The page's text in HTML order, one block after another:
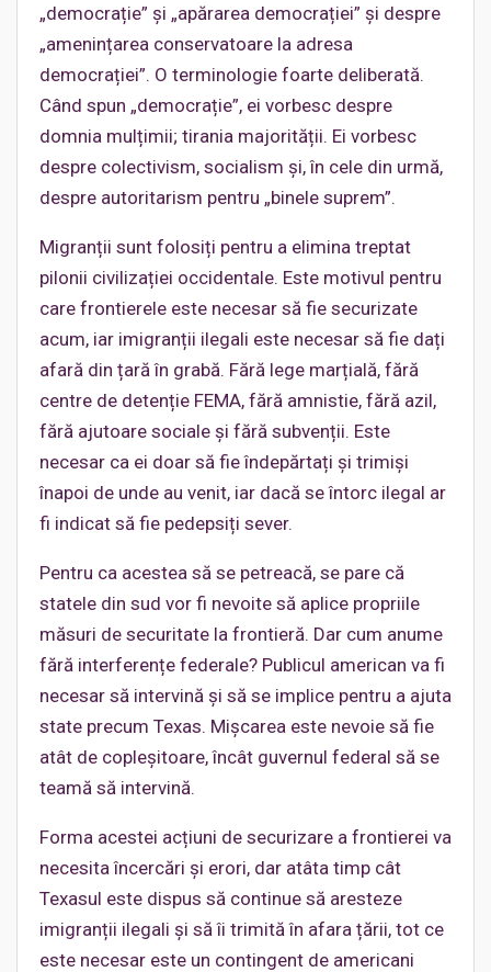
„democrație” și „apărarea democrației” și despre
„amenințarea conservatoare la adresa
democrației”. O terminologie foarte deliberată.
Când spun „democrație”, ei vorbesc despre
domnia mulțimii; tirania majorității. Ei vorbesc
despre colectivism, socialism și, în cele din urmă,
despre autoritarism pentru „binele suprem”.
Migranții sunt folosiți pentru a elimina treptat
pilonii civilizației occidentale. Este motivul pentru
care frontierele este necesar să fie securizate
acum, iar imigranții ilegali este necesar să fie dați
afară din țară în grabă. Fără lege marțială, fără
centre de detenție FEMA, fără amnistie, fără azil,
fără ajutoare sociale și fără subvenții. Este
necesar ca ei doar să fie îndepărtați și trimiși
înapoi de unde au venit, iar dacă se întorc ilegal ar
fi indicat să fie pedepsiți sever.
Pentru ca acestea să se petreacă, se pare că
statele din sud vor fi nevoite să aplice propriile
măsuri de securitate la frontieră. Dar cum anume
fără interferențe federale? Publicul american va fi
necesar să intervină și să se implice pentru a ajuta
state precum Texas. Mișcarea este nevoie să fie
atât de copleșitoare, încât guvernul federal să se
teamă să intervină.
Forma acestei acțiuni de securizare a frontierei va
necesita încercări și erori, dar atâta timp cât
Texasul este dispus să continue să aresteze
imigranții ilegali și să îi trimită în afara țării, tot ce
este necesar este un contingent de americani